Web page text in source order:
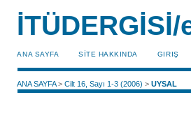
ANA SAYFA SİTE HAKKINDA GIRIŞ
ANA SAYFA>Cilt 16, Sayı 1-3 (2006) >UYSAL